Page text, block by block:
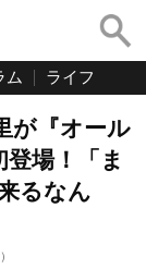
ム ライフ
が『オール
場！「ま
るなん